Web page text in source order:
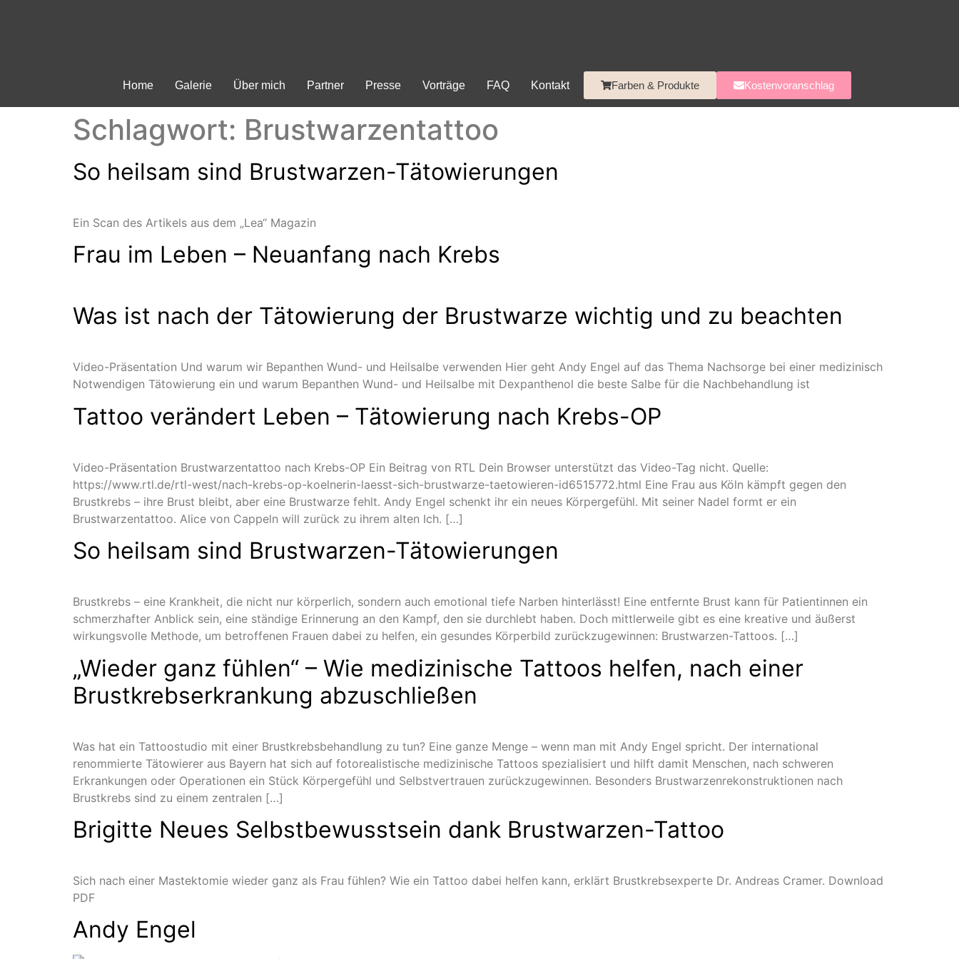
Home Galerie Über mich Partner Presse Vorträge FAQ Kontakt Farben & Produkte Kostenvoranschlag
Schlagwort: Brustwarzentattoo
So heilsam sind Brustwarzen-Tätowierungen
Ein Scan des Artikels aus dem „Lea“ Magazin
Frau im Leben – Neuanfang nach Krebs
Was ist nach der Tätowierung der Brustwarze wichtig und zu beachten
Video-Präsentation Und warum wir Bepanthen Wund- und Heilsalbe verwenden Hier geht Andy Engel auf das Thema Nachsorge bei einer medizinisch
Notwendigen Tätowierung ein und warum Bepanthen Wund- und Heilsalbe mit Dexpanthenol die beste Salbe für die Nachbehandlung ist
Tattoo verändert Leben – Tätowierung nach Krebs-OP
Video-Präsentation Brustwarzentattoo nach Krebs-OP Ein Beitrag von RTL Dein Browser unterstützt das Video-Tag nicht. Quelle:
https://www.rtl.de/rtl-west/nach-krebs-op-koelnerin-laesst-sich-brustwarze-taetowieren-id6515772.html Eine Frau aus Köln kämpft gegen den
Brustkrebs – ihre Brust bleibt, aber eine Brustwarze fehlt. Andy Engel schenkt ihr ein neues Körpergefühl. Mit seiner Nadel formt er ein
Brustwarzentattoo. Alice von Cappeln will zurück zu ihrem alten Ich. […]
So heilsam sind Brustwarzen-Tätowierungen
Brustkrebs – eine Krankheit, die nicht nur körperlich, sondern auch emotional tiefe Narben hinterlässt! Eine entfernte Brust kann für Patientinnen ein
schmerzhafter Anblick sein, eine ständige Erinnerung an den Kampf, den sie durchlebt haben. Doch mittlerweile gibt es eine kreative und äußerst
wirkungsvolle Methode, um betroffenen Frauen dabei zu helfen, ein gesundes Körperbild zurückzugewinnen: Brustwarzen-Tattoos. […]
„Wieder ganz fühlen“ – Wie medizinische Tattoos helfen, nach einer
Brustkrebserkrankung abzuschließen
Was hat ein Tattoostudio mit einer Brustkrebsbehandlung zu tun? Eine ganze Menge – wenn man mit Andy Engel spricht. Der international
renommierte Tätowierer aus Bayern hat sich auf fotorealistische medizinische Tattoos spezialisiert und hilft damit Menschen, nach schweren
Erkrankungen oder Operationen ein Stück Körpergefühl und Selbstvertrauen zurückzugewinnen. Besonders Brustwarzenrekonstruktionen nach
Brustkrebs sind zu einem zentralen […]
Brigitte Neues Selbstbewusstsein dank Brustwarzen-Tattoo
Sich nach einer Mastektomie wieder ganz als Frau fühlen? Wie ein Tattoo dabei helfen kann, erklärt Brustkrebsexperte Dr. Andreas Cramer. Download
PDF
Andy Engel